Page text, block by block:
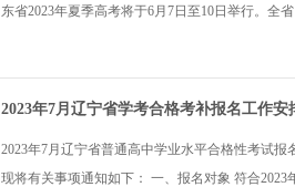
东省2023年夏季高考将于6月7日至10日举行。全
2023年7月辽宁省学考合格考补报名工作安
2023年7月辽宁省普通高中学业水平合格性考试
现将有关事项通知如下： 一、报名对象 符合2023